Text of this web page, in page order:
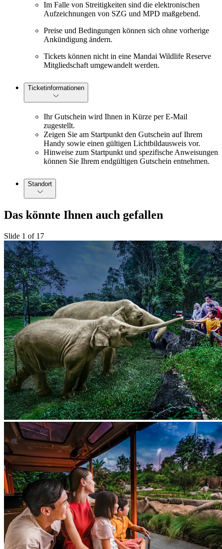
Im Falle von Streitigkeiten sind die elektronischen
Aufzeichnungen von SZG und MPD maßgebend.
Preise und Bedingungen können sich ohne vorherige
Ankündigung ändern.
Tickets können nicht in eine Mandai Wildlife Reserve
Mitgliedschaft umgewandelt werden.
Ticketinformationen
Ihr Gutschein wird Ihnen in Kürze per E-Mail
zugestellt.
Zeigen Sie am Startpunkt den Gutschein auf Ihrem
Handy sowie einen gültigen Lichtbildausweis vor.
Hinweise zum Startpunkt und spezifische Anweisungen
können Sie Ihrem endgültigen Gutschein entnehmen.
Standort
Das könnte Ihnen auch gefallen
Slide 1 of 17